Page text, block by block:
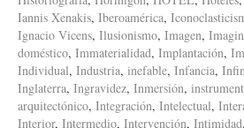
Iannis Xenakis, Iberoamérica,
Ignacio Vicens, Ilusionismo, Imagen,
doméstico, Immaterialidad, Implantación,
Individual, Industria, inefable, Infancia,
Inglaterra, Ingravidez, Inmersión,
arquitectónico, Integración, Intelectual,
Interior, Intermedio, Intervención, Intimidad,